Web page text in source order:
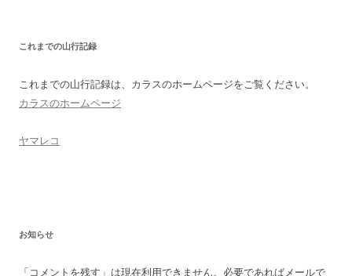
これまでの山行記録
これまでの山行記録は、カラスのホームページをご覧ください。
カラスのホームページ
ヤマレコ
お知らせ
「コメントを残す」は現在利用できません。必要であればメールで